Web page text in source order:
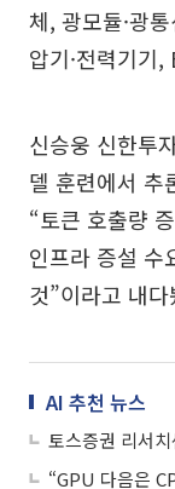
체, 광모듈·광
압기·전력기기,
신승웅 신한투
델 훈련에서 추
“토큰 호출량
인프라 증설 수
것”이라고 내다
AI 추천 뉴스